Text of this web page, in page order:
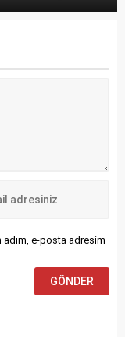
adım, e-posta adresim